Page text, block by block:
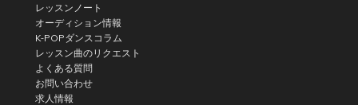
レッスンノート
オーディション情報
K-POPダンスコラム
レッスン曲のリクエスト
よくある質問
お問い合わせ
求人情報